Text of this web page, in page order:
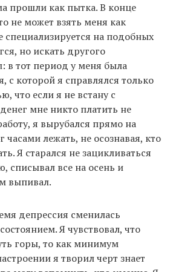
прошли как пытка. В конце
не может взять меня как
специализируется на подобных
но искать другого
в тот период у меня была
с которой я справлялся только
что если я не встану с
мне никто платить не
я вырубался прямо на
часами лежать, не осознавая, кто
Я старался не зацикливаться
списывал все на осень и
выпивал.
депрессия сменилась
Я чувствовал, что
горы, то как минимум
я творил черт знает